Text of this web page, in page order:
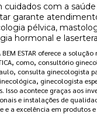
cuidados com a
garante
pélvica,
hormonal e
BEM ESTAR oferece a
como, consultório
consulta ginecologista
ginecologista
Isso acontece graças aos
e instalações de
e a excelência em produtos